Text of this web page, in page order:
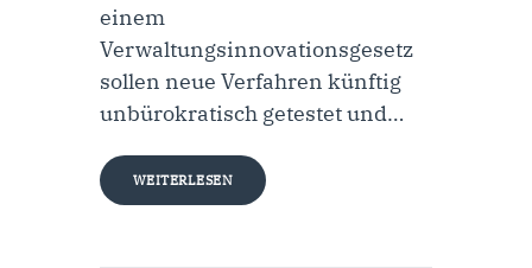
einem
Verwaltungsinnovationsgesetz
sollen neue Verfahren künftig
unbürokratisch getestet und…
WEITERLESEN